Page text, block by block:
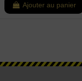
Ajouter au panier